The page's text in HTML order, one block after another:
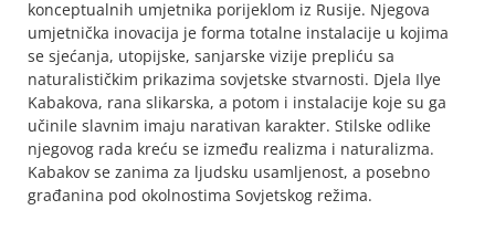
konceptualnih umjetnika porijeklom iz Rusije. Njegova
umjetnička inovacija je forma totalne instalacije u kojima
se sjećanja, utopijske, sanjarske vizije prepliću sa
naturalističkim prikazima sovjetske stvarnosti. Djela Ilye
Kabakova, rana slikarska, a potom i instalacije koje su ga
učinile slavnim imaju narativan karakter. Stilske odlike
njegovog rada kreću se između realizma i naturalizma.
Kabakov se zanima za ljudsku usamljenost, a posebno
građanina pod okolnostima Sovjetskog režima.